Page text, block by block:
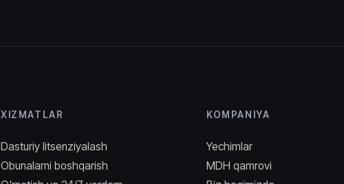
XIZMATLAR
Dasturiy litsenziyalash
Obunalarni boshqarish
KOMPANIYA
Yechimlar
MDH qamrovi